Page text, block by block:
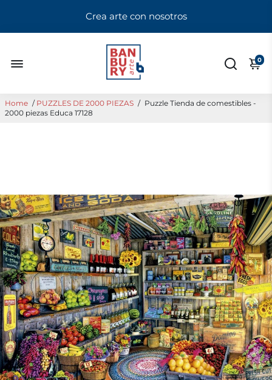
Crea arte con nosotros
0
Home / PUZZLES DE 2000 PIEZAS / Puzzle Tienda de comestibles -
2000 piezas Educa 17128